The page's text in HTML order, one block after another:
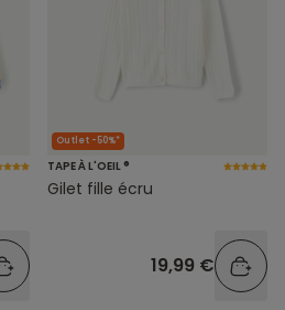
Outlet -50%*
TAPE À L'OEIL ®
Gilet fille écru
19,99 €